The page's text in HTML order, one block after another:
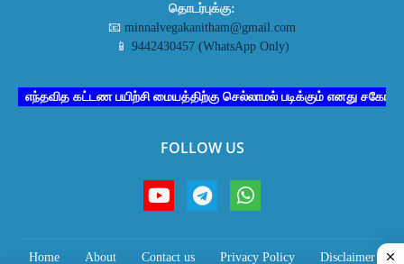
தொடர்புக்கு:
📧 minnalvegakanitham@gmail.com
📱 9442430457 (WhatsApp Only)
எந்தவித கட்டண பயிற்சி மையத்திற்கு செல்லாமல் படிக்கும் எனது சகோதர
FOLLOW US
Home About Contact us Privacy Policy Disclaimer